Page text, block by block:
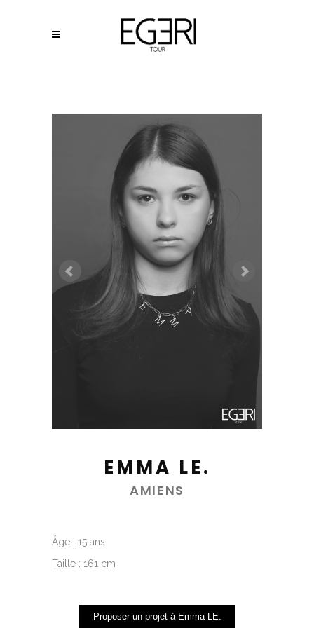
EMMA LE.
AMIENS
Âge : 15 ans
Taille : 161 cm
Proposer un projet à Emma LE.